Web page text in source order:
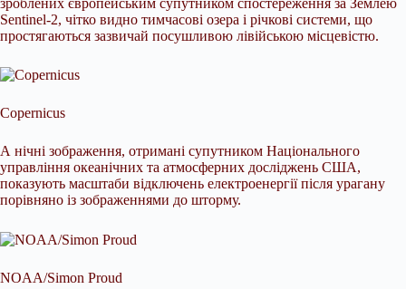
зроблених європейським супутником спостереження за Землею
Sentinel-2, чітко видно тимчасові озера і річкові системи, що
простягаються зазвичай посушливою лівійською місцевістю.
Copernicus
А нічні зображення, отримані супутником Національного
управління океанічних та атмосферних досліджень США,
показують масштаби відключень електроенергії після урагану
порівняно із зображеннями до шторму.
NOAA/Simon Proud